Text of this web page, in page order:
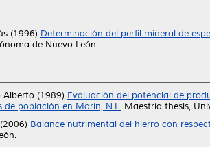
(1996) Determinación del perfil mineral de
de Nuevo León.
Alberto (1989) Evaluación del potencial de
de población en Marín, N.L. Maestría thesis,
(2006) Balance nutrimental del hierro con